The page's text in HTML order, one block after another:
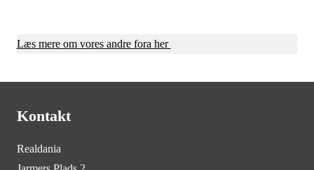
Læs mere om vores andre fora her
Kontakt
Realdania